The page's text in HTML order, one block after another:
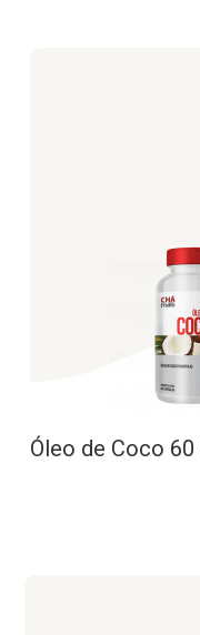
Óleo de Coco 60